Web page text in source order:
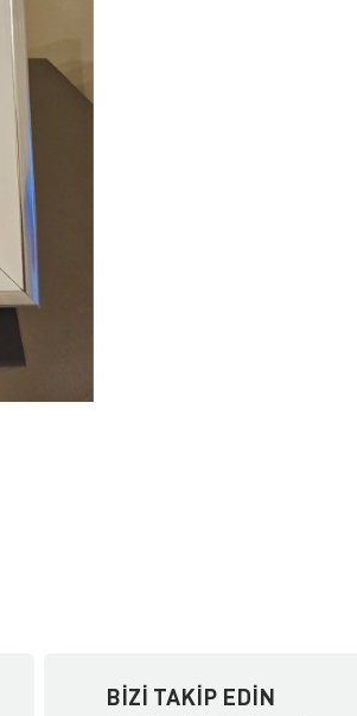
BIZI TAKIP EDIN